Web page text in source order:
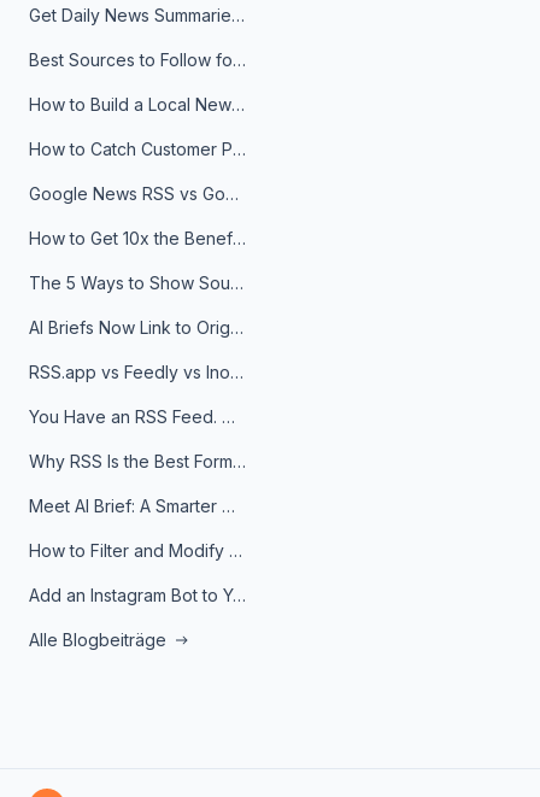
Get Daily News Summaries About Any Topic in Telegram, Discord, Slack, and Email
Best Sources to Follow for Crypto News in Your Reader (2026)
How to Build a Local News Hub That Updates Itself
How to Catch Customer Problems Before They Become Support Tickets
Google News RSS vs Google Alerts: Which Is Better for News Monitoring?
How to Get 10x the Benefits of Google Alerts
The 5 Ways to Show Sources in Your AI Brief, And When to Use Each
AI Briefs Now Link to Original Sources. Here's Why It Matters
RSS.app vs Feedly vs Inoreader: Which One Is Actually Right for You?
You Have an RSS Feed. Now What?
Why RSS Is the Best Format for AI Agents in 2026
Meet AI Brief: A Smarter Way to Stay on Top of Information
How to Filter and Modify RSS Feeds
Add an Instagram Bot to Your Telegram Channel, Group, or Topic
Alle Blogbeiträge